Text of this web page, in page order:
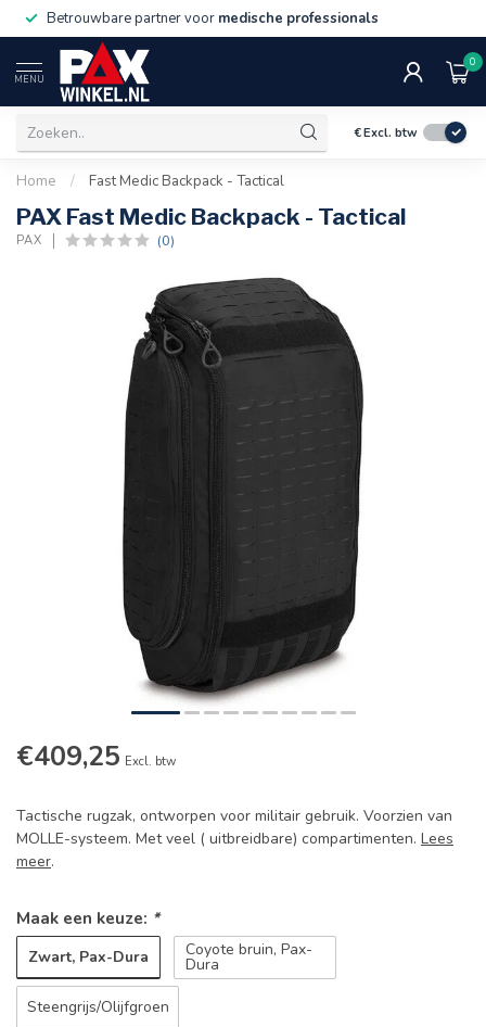
Betrouwbare partner voor medische professionals
MENU
0
€Excl. btw
Home / Fast Medic Backpack - Tactical
PAX Fast Medic Backpack - Tactical
PAX (0)
€409,25 Excl. btw
Tactische rugzak, ontworpen voor militair gebruik. Voorzien van
MOLLE-systeem. Met veel ( uitbreidbare) compartimenten. Lees
meer.
Maak een keuze: *
Zwart, Pax-Dura Coyote bruin, Pax-
Dura
Steengrijs/Olijfgroen